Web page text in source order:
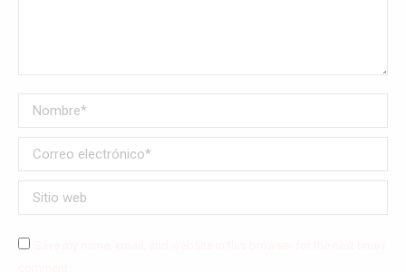
Nombre *
Correo electrónico *
Sitio web